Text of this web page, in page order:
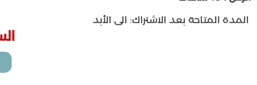
المدة المتاحة بعد الاشتراك: الى الأبد